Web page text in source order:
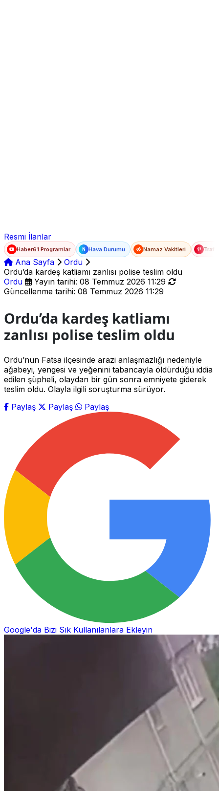
Resmi İlanlar
Haber61 Programlar N Hava Durumu Namaz Vakitleri
Ana Sayfa
Ordu
Ordu’da kardeş katliamı zanlısı polise teslim oldu
Ordu
Yayın tarihi: 08 Temmuz 2026 11:29
Güncellenme tarihi: 08 Temmuz 2026 11:29
Ordu’da kardeş katliamı
zanlısı polise teslim oldu
Ordu’nun Fatsa ilçesinde arazi anlaşmazlığı nedeniyle
ağabeyi, yengesi ve yeğenini tabancayla öldürdüğü iddia
edilen şüpheli, olaydan bir gün sonra emniyete giderek
teslim oldu. Olayla ilgili soruşturma sürüyor.
Paylaş
Paylaş Paylaş
Google'da Bizi Sık Kullanılanlara Ekleyin